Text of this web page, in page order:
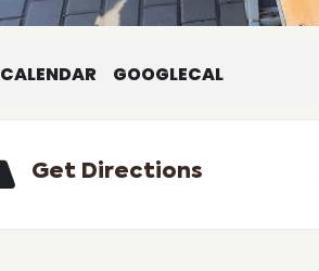
CALENDAR GOOGLECAL
Get Directions